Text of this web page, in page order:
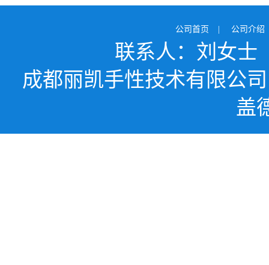
公司首页 | 公司介绍
联系人：刘女
成都丽凯手性技术有限公司
盖